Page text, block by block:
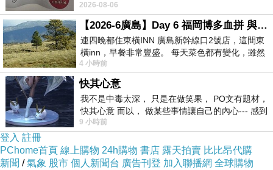
去的 B12 彌可保並非沒有吸收而是超
2026-08-06
【2026-6廣島】Day 6 福岡博多血拼 與機場接送少年司機深夜對談
連四晚都住東橫INN 廣島新幹線口2號店，這間東
橫inn，早餐非常豐盛。 每天菜色都有變化，雖然
看到工作人員拿出料理包加熱，但
4 小時前
快其心意
我不是中毒太深， 只是在做笑果， PO文有題材，
快其心意 而以， 做某些事情讓自己的內心--- 感到
愉快。
9 小時前
登入 註冊
PChome首頁 線上購物 24h購物 書店 露天拍賣 比比昂代購
新聞 /氣象 股市 個人新聞台 廣告刊登 加入聯播網 全球購物